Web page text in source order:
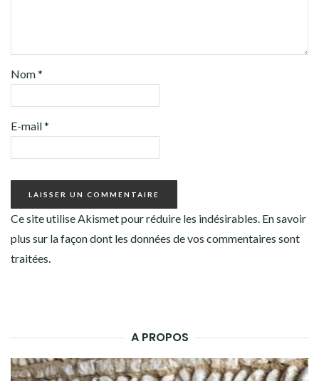
Nom*
E-mail*
Ce site utilise Akismet pour réduire les indésirables. En savoir
plus sur la façon dont les données de vos commentaires sont
traitées.
A PROPOS